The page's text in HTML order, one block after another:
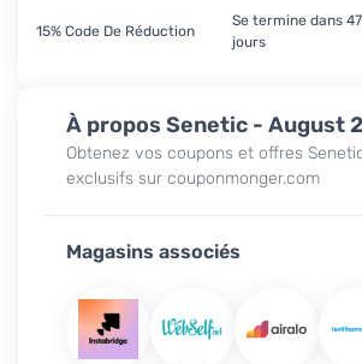
À propos Senetic - August
Obtenez vos coupons et offres
exclusifs sur couponmonger.com
Magasins associés
15% Code De Réduction
Se termine dans
jours